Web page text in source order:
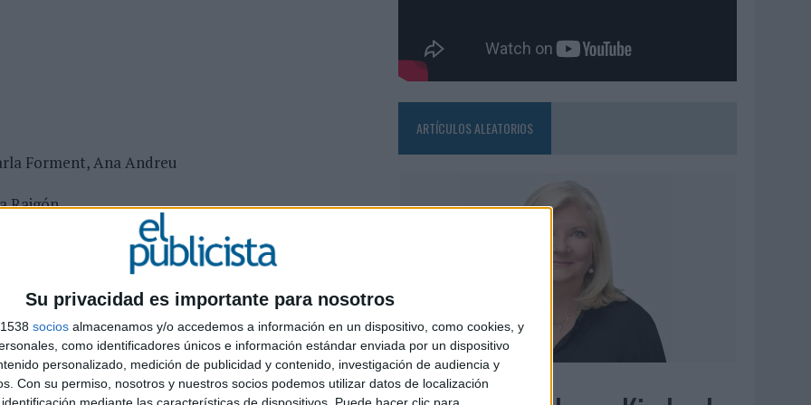
Su privacidad es importante para nosotros
socios almacenamos y/o accedemos a información en un dispositivo, como cookies, y
como identificadores únicos e información estándar enviada por un dispositivo
personalizado, medición de publicidad y contenido, investigación de audiencia y
Con su permiso, nosotros y nuestros socios podemos utilizar datos de localización
mediante las características de dispositivos. Puede hacer clic para
SPAIN PARA SAMSUNG ELECTRONICS IBERIA
Forment, Ana Andreu
Raigón.
ARTÍCULOS ALEATORIOS